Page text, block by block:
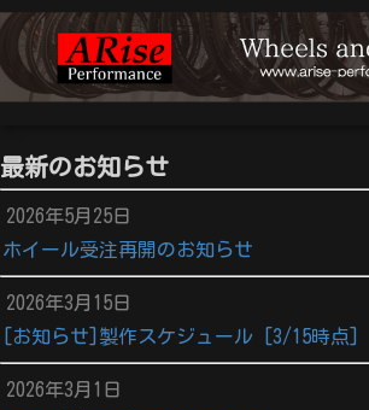
最新のお知らせ
2026年5月25日
ホイール受注再開のお知らせ
2026年3月15日
[お知らせ]製作スケジュール [3/15時点]
2026年3月1日